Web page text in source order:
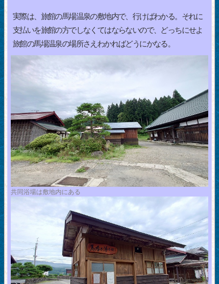
実際は、旅館の馬場温泉の敷地内で、行けばわかる。それに
支払いを旅館の方でしなくてはならないので、どっちにせよ
旅館の馬場温泉の場所さえわかればどうにかなる。
共同浴場は敷地内にある